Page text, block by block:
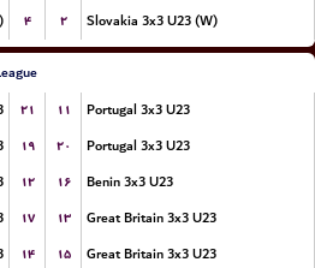
۴ ۲ Slovakia 3x3 U23 (W)
۲۱ ۱۱
Portugal 3x3 U23
۱۹ ۲۰
Portugal 3x3 U23
۱۲ ۱۶
Benin 3x3 U23
۱۷ ۱۳
Great Britain 3x3 U23
۱۴ ۱۵ Great Britain 3x3 U23